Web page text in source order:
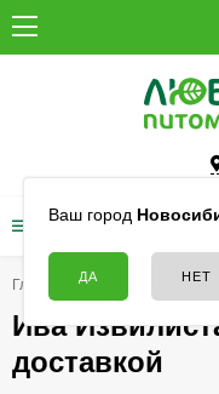
Ваш город
КАТАЛОГ ТОВАРОВ
Главная Ивы
Ива
доставкой